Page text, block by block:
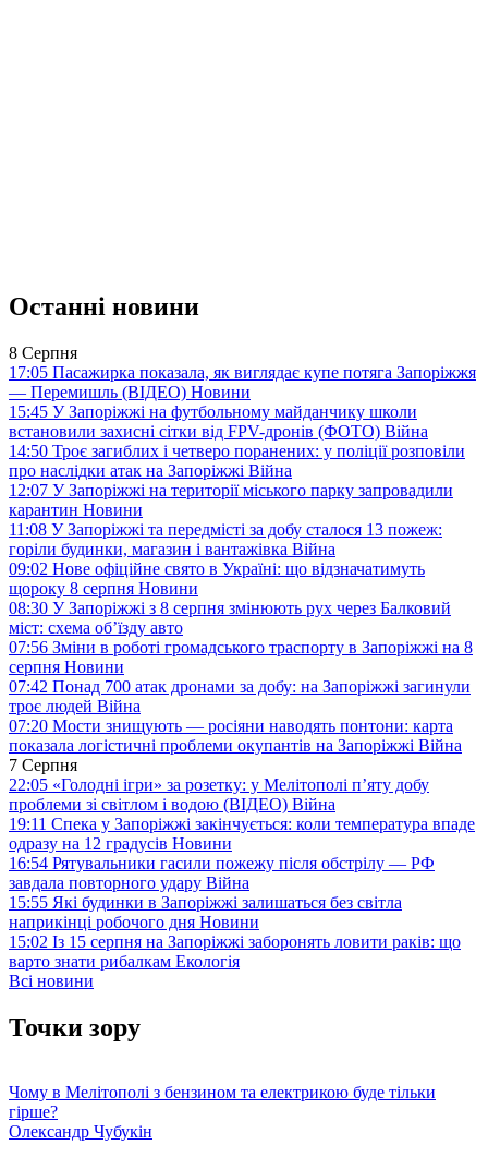
Останні новини
8 Серпня
17:05 Пасажирка показала, як виглядає купе потяга Запоріжжя
— Перемишль (ВІДЕО) Новини
15:45 У Запоріжжі на футбольному майданчику школи
встановили захисні сітки від FPV-дронів (ФОТО) Війна
14:50 Троє загиблих і четверо поранених: у поліції розповіли
про наслідки атак на Запоріжжі Війна
12:07 У Запоріжжі на території міського парку запровадили
карантин Новини
11:08 У Запоріжжі та передмісті за добу сталося 13 пожеж:
горіли будинки, магазин і вантажівка Війна
09:02 Нове офіційне свято в Україні: що відзначатимуть
щороку 8 серпня Новини
08:30 У Запоріжжі з 8 серпня змінюють рух через Балковий
міст: схема об’їзду авто
07:56 Зміни в роботі громадського траспорту в Запоріжжі на 8
серпня Новини
07:42 Понад 700 атак дронами за добу: на Запоріжжі загинули
троє людей Війна
07:20 Мости знищують — росіяни наводять понтони: карта
показала логістичні проблеми окупантів на Запоріжжі Війна
7 Серпня
22:05 «Голодні ігри» за розетку: у Мелітополі п’яту добу
проблеми зі світлом і водою (ВІДЕО) Війна
19:11 Спека у Запоріжжі закінчується: коли температура впаде
одразу на 12 градусів Новини
16:54 Рятувальники гасили пожежу після обстрілу — РФ
завдала повторного удару Війна
15:55 Які будинки в Запоріжжі залишаться без світла
наприкінці робочого дня Новини
15:02 Із 15 серпня на Запоріжжі заборонять ловити раків: що
варто знати рибалкам Екологія
Всі новини
Точки зору
Чому в Мелітополі з бензином та електрикою буде тільки
гірше?
Олександр Чубукін